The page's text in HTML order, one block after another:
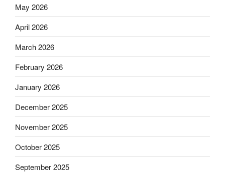
May 2026
April 2026
March 2026
February 2026
January 2026
December 2025
November 2025
October 2025
September 2025